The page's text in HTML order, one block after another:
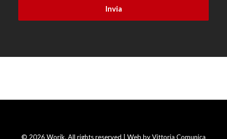
© 2026 Worik. All rights reserved | Web byVittoria Comunica